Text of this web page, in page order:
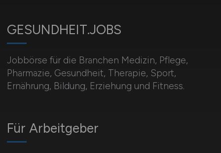
GESUNDHEIT.JOBS
Jobbörse für die Branchen Medizin, Pflege,
Pharmazie, Gesundheit, Therapie, Sport,
Ernährung, Bildung, Erziehung und Fitness.
Für Arbeitgeber